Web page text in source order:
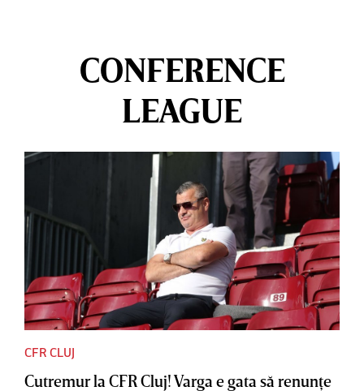
CONFERENCE
LEAGUE
CFR CLUJ
Cutremur la CFR Cluj! Varga e gata să renunţe